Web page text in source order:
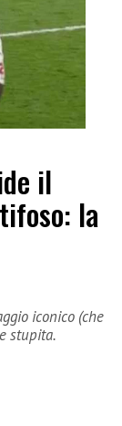
il
la
iconico (che
stupita.